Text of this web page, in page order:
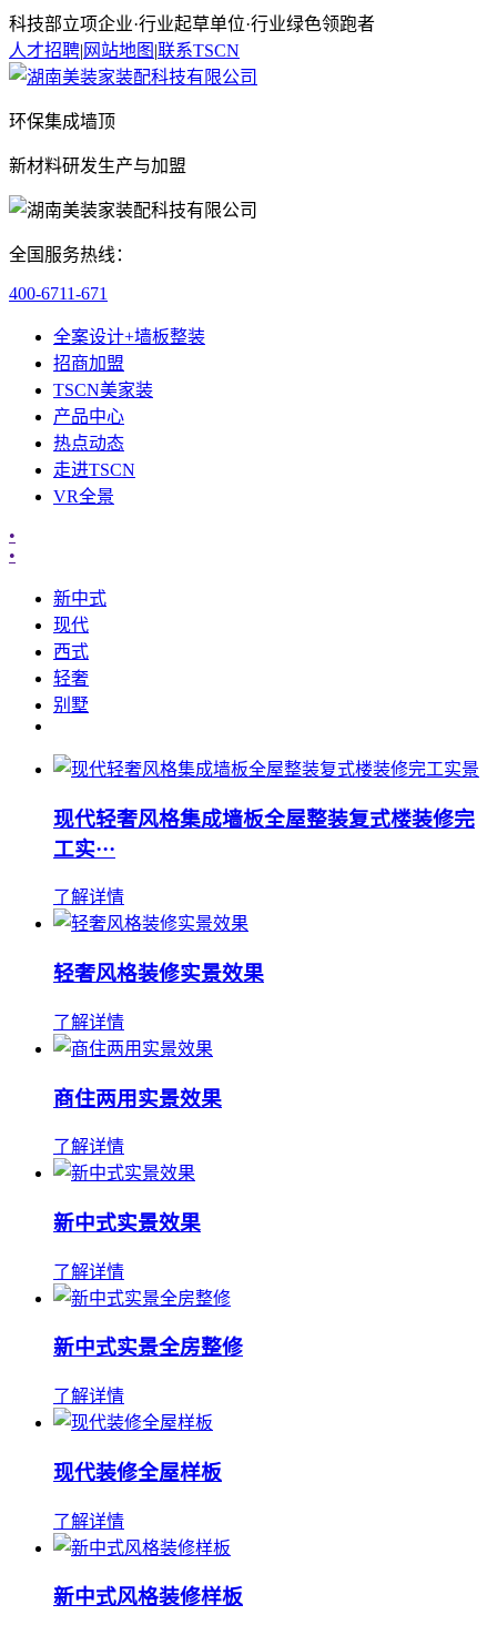
科技部立项企业·行业起草单位·行业绿色领跑者
人才招聘| 网站地图 |联系TSCN
环保集成墙顶
新材料研发生产与加盟
全国服务热线：
400-6711-671
全案设计+墙板整装
招商加盟
TSCN美家装
产品中心
热点动态
走进TSCN
VR全景
•
•
新中式
现代
西式
轻奢
别墅
现代轻奢风格集成墙板全屋整装复式楼装修完
工实···
了解详情
轻奢风格装修实景效果
了解详情
商住两用实景效果
了解详情
新中式实景效果
了解详情
新中式实景全房整修
了解详情
现代装修全屋样板
了解详情
新中式风格装修样板